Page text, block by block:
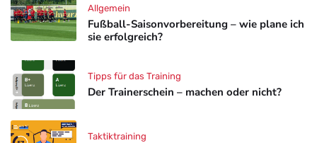
Fußball-Saisonvorbereitung – wie plane ich
sie erfolgreich?
Allgemein
Der Trainerschein – machen oder nicht?
Tipps für das Training
Taktiktraining